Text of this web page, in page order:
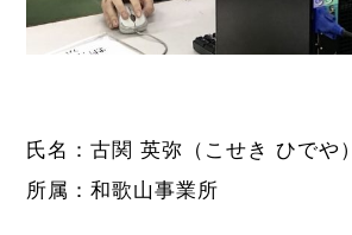
氏名：古関 英弥（こせき ひでや）
所属：和歌山事業所